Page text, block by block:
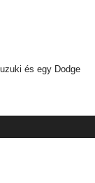
és egy Dodge